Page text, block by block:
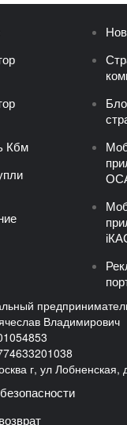
Кбм
Владимирович
г, ул